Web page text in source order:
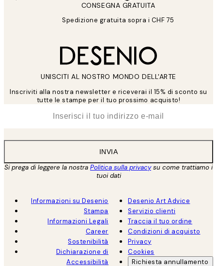
CONSEGNA GRATUITA
Spedizione gratuita sopra i CHF 75
UNISCITI AL NOSTRO MONDO DELL'ARTE
Inscriviti alla nostra newsletter e riceverai il 15% di sconto su
tutte le stampe per il tuo prossimo acquisto!
INVIA
Si prega di leggere la nostra Politica sulla privacysu come trattiamo i
tuoi dati
Informazioni su Desenio
Stampa
Informazioni Legali
Career
Sostenibilità
Dichiarazione di
Accessibilità
Desenio Art Advice
Servizio clienti
Traccia il tuo ordine
Condizioni di acquisto
Privacy
Cookies
Richiesta annullamento